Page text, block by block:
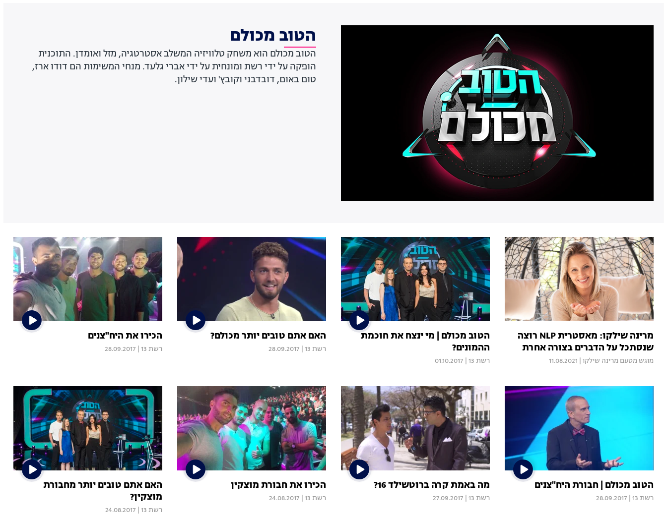
הטוב מכולם
הטוב מכולם הוא משחק טלוויזיה המשלב אסטרטגיה, מזל ואומדן. התוכנית
הופקה על ידי רשת ומונחית על ידי אברי גלעד. מנחי המשימות הם דודו ארז,
טום באום, דובדבני וקובץ' ועדי שילון.
מרינה שילקו: מאסטרית NLP רוצה
שנסתכל על הדברים בצורה אחרת
מוגש מטעם מרינה שילקו 11.08.2021
הטוב מכולם | מי ינצח את חוכמת
ההמונים?
רשת 13 01.10.2017
האם אתם טובים יותר מכולם?
רשת 13 28.09.2017
הכירו את היח"צנים
רשת 13 28.09.2017
הטוב מכולם | חבורת היח"צנים
רשת 13 28.09.2017
מה באמת קרה ברוטשילד 16?
רשת 13 27.09.2017
הכירו את חבורת מוצקין
רשת 13 24.08.2017
האם אתם טובים יותר מחבורת
מוצקין?
רשת 13 24.08.2017